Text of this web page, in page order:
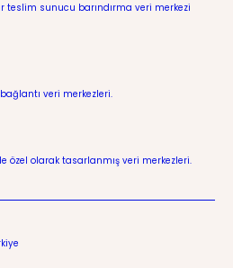
teslim sunucu barındırma veri merkezi
veri merkezleri.
özel olarak tasarlanmış veri merkezleri.